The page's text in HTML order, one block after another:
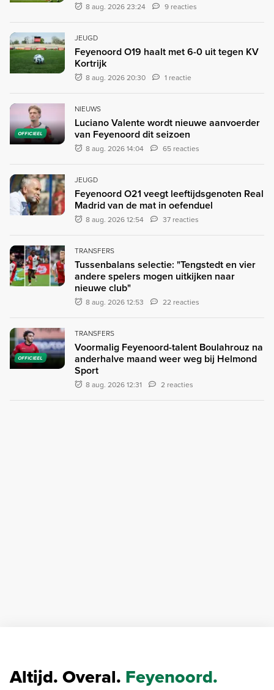
8 aug. 2026 23:24 9 reacties
JEUGD
Feyenoord O19 haalt met 6-0 uit tegen KV
Kortrijk
8 aug. 2026 20:30 1 reactie
OFFICIEEL
NIEUWS
Luciano Valente wordt nieuwe aanvoerder
van Feyenoord dit seizoen
8 aug. 2026 14:04 65 reacties
JEUGD
Feyenoord O21 veegt leeftijdsgenoten Real
Madrid van de mat in oefenduel
8 aug. 2026 12:54 37 reacties
TRANSFERS
Tussenbalans selectie: "Tengstedt en vier
andere spelers mogen uitkijken naar
nieuwe club"
8 aug. 2026 12:53 22 reacties
OFFICIEEL
TRANSFERS
Voormalig Feyenoord-talent Boulahrouz na
anderhalve maand weer weg bij Helmond
Sport
8 aug. 2026 12:31 2 reacties
Altijd. Overal. Feyenoord.